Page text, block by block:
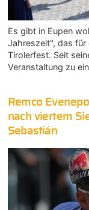
Es gibt in Eupen
Jahreszeit", das
Tirolerfest. Seit
Veranstaltung zu
Remco
nach viertem
Sebastián